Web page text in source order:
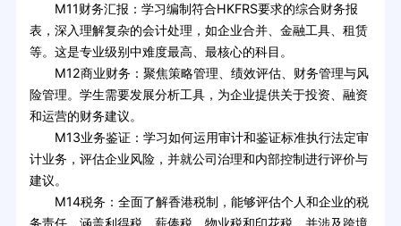
M11财务汇报：学习编制符合HKFRS要求的综合财务报
表，深入理解复杂的会计处理，如企业合并、金融工具、租赁
等。这是专业级别中难度最高、最核心的科目。
M12商业财务：聚焦策略管理、绩效评估、财务管理与风
险管理。学生需要发展分析工具，为企业提供关于投资、融资
和运营的财务建议。
M13业务鉴证：学习如何运用审计和鉴证标准执行法定审
计业务，评估企业风险，并就公司治理和内部控制进行评价与
建议。
M14税务：全面了解香港税制，能够评估个人和企业的税